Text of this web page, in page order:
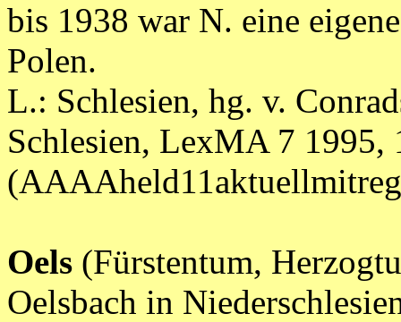
bis 1938 war N. eine
Polen.
L.: Schlesien, hg. v.
Schlesien, LexMA 7 1995,
Oels (Fürstentum,
Oelsbach in